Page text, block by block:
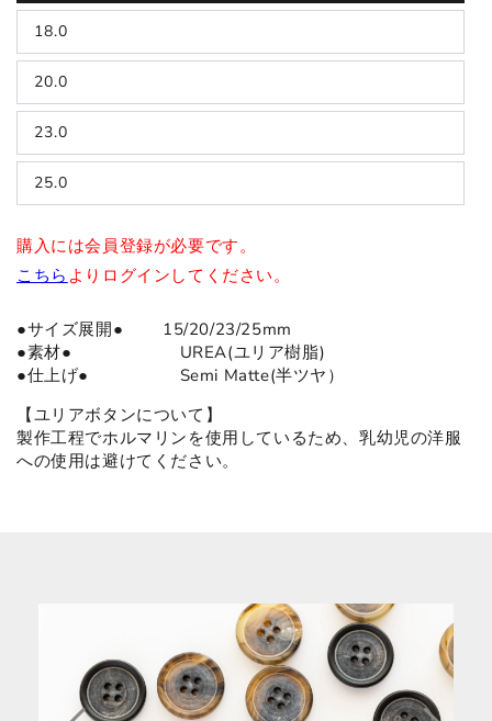
18.0
20.0
23.0
25.0
購入には会員登録が必要です。
こちら よりログインしてください。
●サイズ展開● 15/20/23/25mm
●素材● UREA(ユリア樹脂)
●仕上げ● Semi Matte(半ツヤ）
【ユリアボタンについて】
製作工程でホルマリンを使用しているため、乳幼児の洋服
への使用は避けてください。